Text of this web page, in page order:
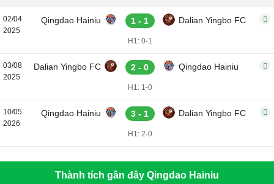
02/04
2025
Qingdao Hainiu 1 - 1 Dalian Yingbo FC
H1: 0-1
03/08
2025
Dalian Yingbo FC 2 - 0 Qingdao Hainiu
H1: 1-0
10/05
2026
Qingdao Hainiu 3 - 1 Dalian Yingbo FC
H1: 2-0
Thành tích gần đây Qingdao Hainiu